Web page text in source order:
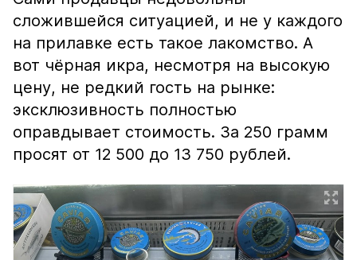
сложившейся ситуацией, и не у каждого
на прилавке есть такое лакомство. А
вот чёрная икра, несмотря на высокую
цену, не редкий гость на рынке:
эксклюзивность полностью
оправдывает стоимость. За 250 грамм
просят от 12 500 до 13 750 рублей.